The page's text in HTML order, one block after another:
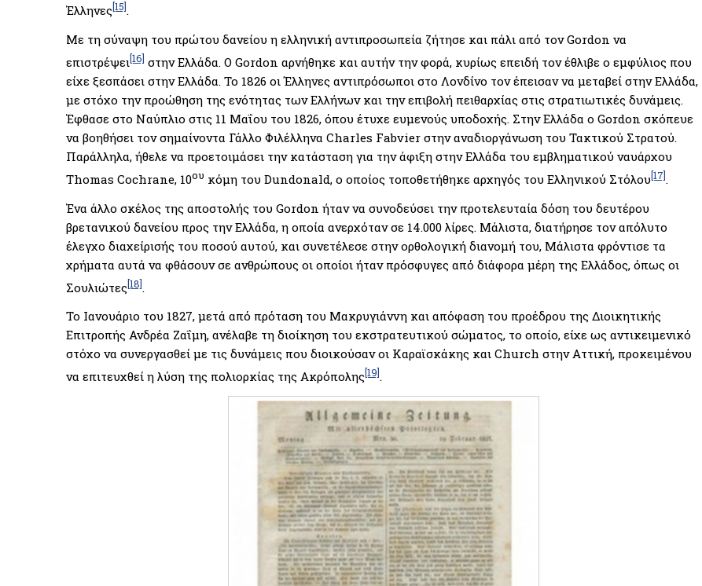
Έλληνες[15].
Με τη σύναψη του πρώτου δανείου η ελληνική αντιπροσωπεία ζήτησε και πάλι από τον Gordon να
επιστρέψει[16] στην Ελλάδα. Ο Gordon αρνήθηκε και αυτήν την φορά, κυρίως επειδή τον έθλιβε ο εμφύλιος που
είχε ξεσπάσει στην Ελλάδα. Το 1826 οι Έλληνες αντιπρόσωποι στο Λονδίνο τον έπεισαν να μεταβεί στην Ελλάδα,
με στόχο την προώθηση της ενότητας των Ελλήνων και την επιβολή πειθαρχίας στις στρατιωτικές δυνάμεις.
Έφθασε στο Ναύπλιο στις 11 Μαΐου του 1826, όπου έτυχε ευμενούς υποδοχής. Στην Ελλάδα ο Gordon σκόπευε
να βοηθήσει τον σημαίνοντα Γάλλο Φιλέλληνα Charles Fabvier στην αναδιοργάνωση του Τακτικού Στρατού.
Παράλληλα, ήθελε να προετοιμάσει την κατάσταση για την άφιξη στην Ελλάδα του εμβληματικού ναυάρχου
Thomas Cochrane, 10ου κόμη του Dundonald, ο οποίος τοποθετήθηκε αρχηγός του Ελληνικού Στόλου[17].
Ένα άλλο σκέλος της αποστολής του Gordon ήταν να συνοδεύσει την προτελευταία δόση του δευτέρου
βρετανικού δανείου προς την Ελλάδα, η οποία ανερχόταν σε 14.000 λίρες. Μάλιστα, διατήρησε τον απόλυτο
έλεγχο διαχείρισής του ποσού αυτού, και συνετέλεσε στην ορθολογική διανομή του, Μάλιστα φρόντισε τα
χρήματα αυτά να φθάσουν σε ανθρώπους οι οποίοι ήταν πρόσφυγες από διάφορα μέρη της Ελλάδος, όπως οι
Σουλιώτες[18].
Το Ιανουάριο του 1827, μετά από πρόταση του Μακρυγιάννη και απόφαση του προέδρου της Διοικητικής
Επιτροπής Ανδρέα Ζαΐμη, ανέλαβε τη διοίκηση του εκστρατευτικού σώματος, το οποίο, είχε ως αντικειμενικό
στόχο να συνεργασθεί με τις δυνάμεις που διοικούσαν οι Καραϊσκάκης και Church στην Αττική, προκειμένου
να επιτευχθεί η λύση της πολιορκίας της Ακρόπολης[19].